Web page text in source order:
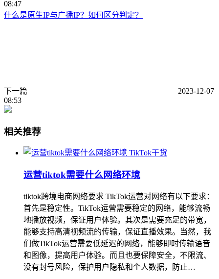
08:47
什么是原生IP与广播IP？如何区分判定？
下一篇
2023-12-07
08:53
相关推荐
TikTok干货
运营tiktok需要什么网络环境
tiktok跨境电商网络要求 TikTok运营对网络有以下要求：
首先是稳定性。TikTok运营需要稳定的网络，能够流畅
地播放视频，保证用户体验。其次是需要充足的带宽，
能够支持高清视频流的传输，保证直播效果。当然，我
们做TikTok运营需要低延迟的网络，能够即时传输语音
和图像，提高用户体验。而且也要保障安全，不限流、
没有封号风险，保护用户隐私和个人数据，防止…